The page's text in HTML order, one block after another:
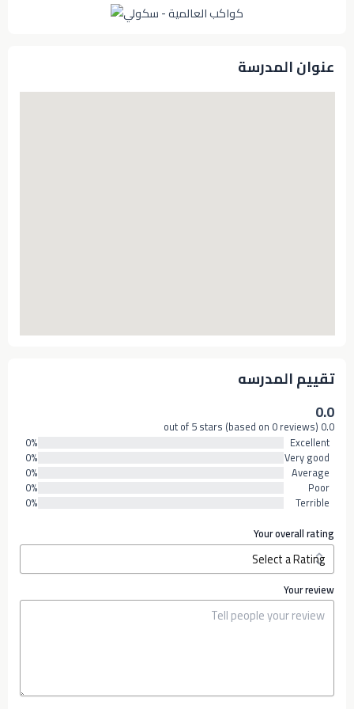
عنوان المدرسة
تقييم المدرسه
0.0
0.0 out of 5 stars (based on 0 reviews)
Excellent
0%
Very good
0%
Average
0%
Poor
0%
Terrible
0%
Your overall rating
Your review